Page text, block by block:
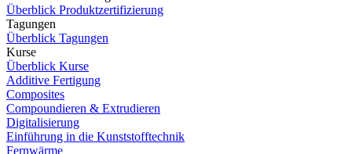
Überblick Produktzertifizierung
Tagungen
Überblick Tagungen
Kurse
Überblick Kurse
Additive Fertigung
Composites
Compoundieren & Extrudieren
Digitalisierung
Einführung in die Kunststofftechnik
Fernwärme